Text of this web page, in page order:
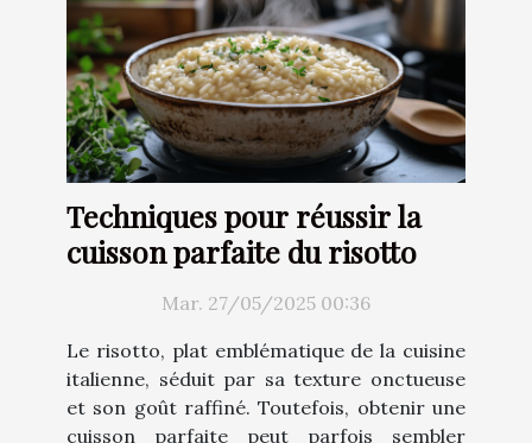
Techniques pour réussir la
cuisson parfaite du risotto
Mar. 27/05/2025 00:36
Le risotto, plat emblématique de la cuisine
italienne, séduit par sa texture onctueuse
et son goût raffiné. Toutefois, obtenir une
cuisson parfaite peut parfois sembler